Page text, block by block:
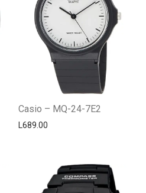
Casio – MQ-24-7E2
L689.00